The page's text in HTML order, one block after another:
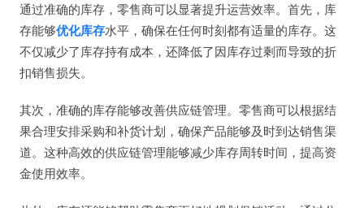
通过准确的库存，零售商可以显著提升运营效率。首先，库
存能够优化库存水平，确保在任何时刻都有适量的库存。这
不仅减少了库存持有成本，还降低了因库存过剩而导致的折
扣销售损失。
其次，准确的库存能够改善供应链管理。零售商可以根据结
果合理安排采购和补货计划，确保产品能够及时到达销售渠
道。这种高效的供应链管理能够减少库存周转时间，提高资
金使用效率。